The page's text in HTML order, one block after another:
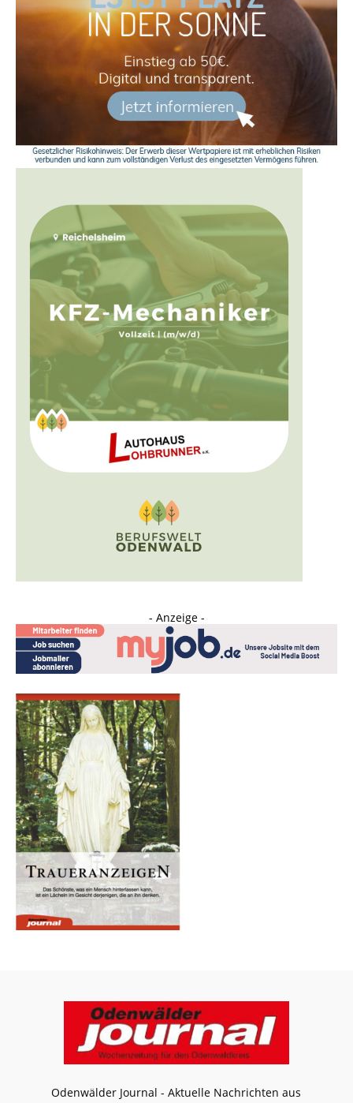
- Anzeige -
Odenwälder Journal - Aktuelle Nachrichten aus